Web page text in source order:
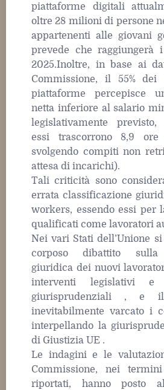
piattaforme digitali
oltre 28 milioni di persone
appartenenti alle giovani
prevede che
2025.Inoltre, in base ai
Commissione, il 55% dei
piattaforme percepisce
netta inferiore al salario
legislativamente
essi trascorrono 8,9 ore
svolgendo compiti non
attesa di incarichi).
Tali criticità sono
errata classificazione
workers, essendo essi per
qualificati come lavoratori
Nei vari Stati dell’Unione
corposo dibattito sulla
giuridica dei nuovi
interventi legislativi e
giurisprudenziali , e
inevitabilmente varcato i
interpellando la
di Giustizia UE .
Le indagini e le
Commissione, nei
riportati, hanno posto